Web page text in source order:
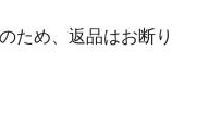
ため、返品はお断り